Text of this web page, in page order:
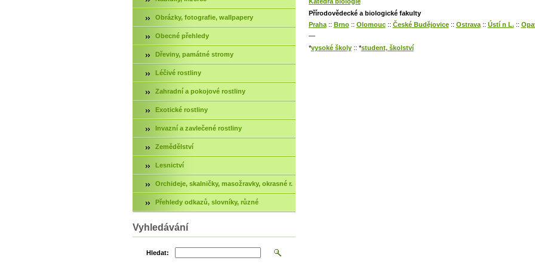
Přírodovědecké a biologické fakulty
Praha:: Brno:: Olomouc:: České Budějovice:: Ostrava:: Ústí n L.::
—
*vysoké školy:: *student, školství
Obrázky, fotografie, wallpapery
Obecné přehledy
Dřeviny, památné stromy
Léčivé rostliny
Zahradní a pokojové rostliny
Exotické rostliny
Invazní a zavlečené rostliny
Zemědělství
Lesnictví
Orchideje, skalničky, masožravky, okrasné r.
Přehledy odkazů, slovníky, různé
Vyhledávání
Hledat: